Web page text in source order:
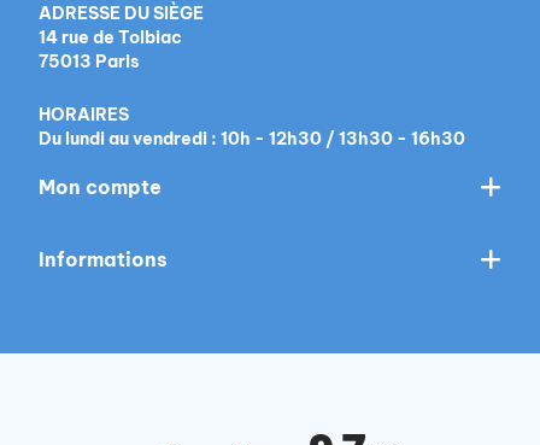
ADRESSE DU SIÈGE
14 rue de Tolbiac
75013 Paris
HORAIRES
Du lundi au vendredi : 10h - 12h30 / 13h30 - 16h30
Mon compte
Informations